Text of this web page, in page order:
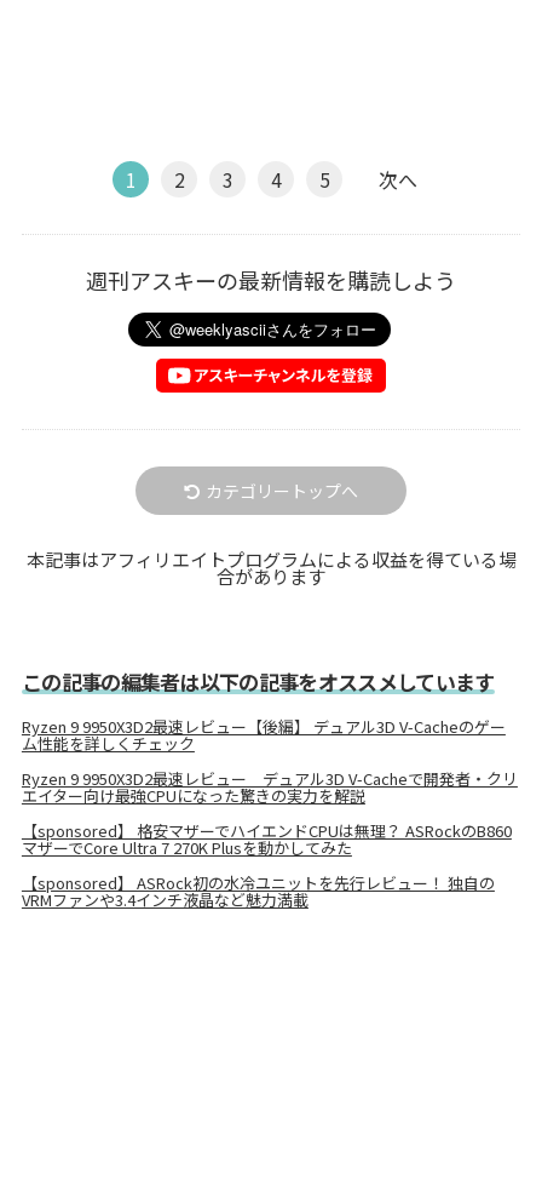
1 2 3 4 5 次へ
週刊アスキーの最新情報を購読しよう
カテゴリートップへ
本記事はアフィリエイトプログラムによる収益を得ている場
合があります
この記事の編集者は以下の記事をオススメしています
Ryzen 9 9950X3D2最速レビュー【後編】 デュアル3D V-Cacheのゲー
ム性能を詳しくチェック
Ryzen 9 9950X3D2最速レビュー デュアル3D V-Cacheで開発者・クリ
エイター向け最強CPUになった驚きの実力を解説
【sponsored】 格安マザーでハイエンドCPUは無理？ ASRockのB860
マザーでCore Ultra 7 270K Plusを動かしてみた
【sponsored】 ASRock初の水冷ユニットを先行レビュー！ 独自の
VRMファンや3.4インチ液晶など魅力満載